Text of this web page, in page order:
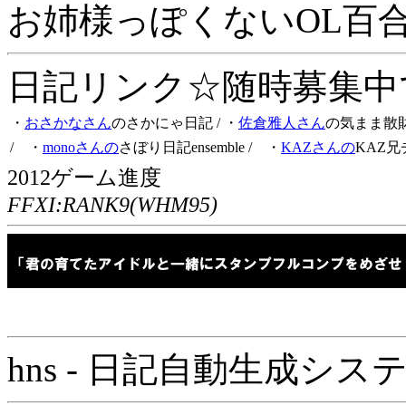
お姉様っぽくないOL百
日記リンク☆随時募集
・ おさかなさんのさかにゃ日記 / ・ 佐倉雅人さんの気まま散
/ ・ monoさんのさぼり日記ensemble / ・ KAZさんのKAZ兄
2012ゲーム進度
FFXI:RANK9(WHM95)
hns - 日記自動生成シス